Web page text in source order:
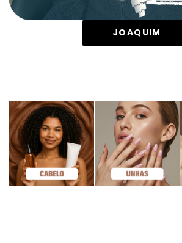
JOAQUIM